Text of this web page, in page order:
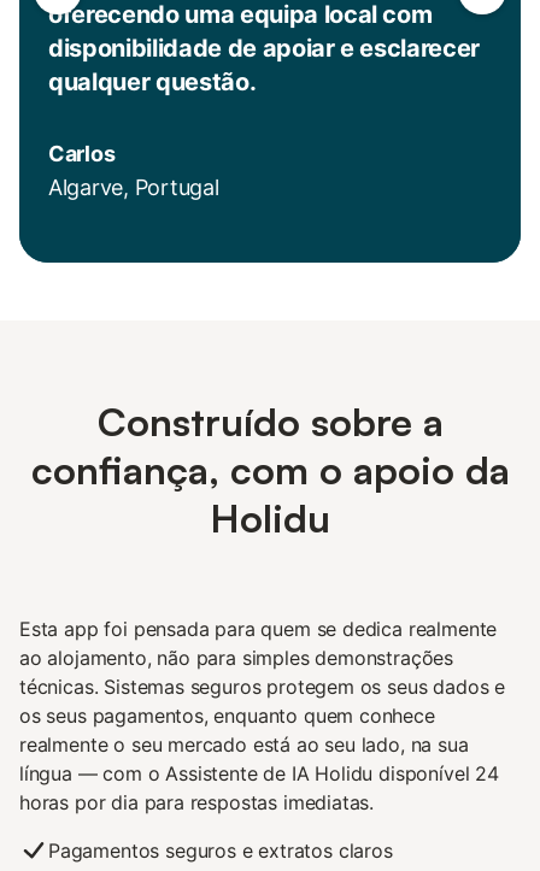
oferecendo uma equipa local com
disponibilidade de apoiar e esclarecer
qualquer questão.
Carlos
Algarve, Portugal
Construído sobre a
confiança, com o apoio da
Holidu
Esta app foi pensada para quem se dedica realmente
ao alojamento, não para simples demonstrações
técnicas. Sistemas seguros protegem os seus dados e
os seus pagamentos, enquanto quem conhece
realmente o seu mercado está ao seu lado, na sua
língua — com o Assistente de IA Holidu disponível 24
horas por dia para respostas imediatas.
Pagamentos seguros e extratos claros